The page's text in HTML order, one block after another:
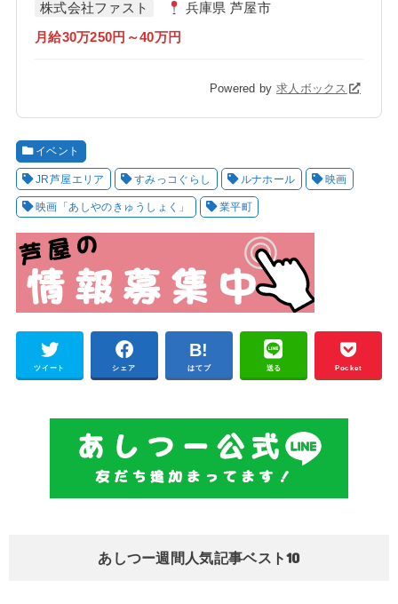
株式会社ファスト 兵庫県 芦屋市
月給30万250円～40万円
Powered by 求人ボックス
イベント
JR芦屋エリア すみっコぐらし ルナホール 映画
映画「あしやのきゅうしょく」 業平町
ツイート シェア はてブ 送る Pocket
あしつー週間人気記事ベスト10